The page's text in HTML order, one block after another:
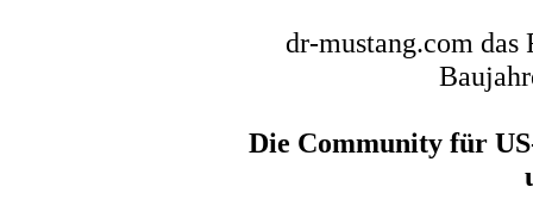
dr-mustang.com
Die Community für